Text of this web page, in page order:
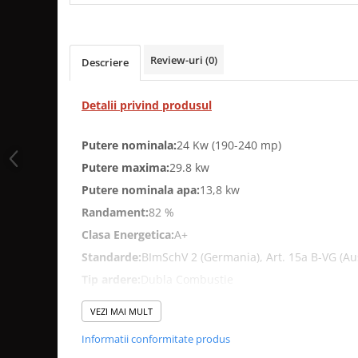
Burlane fi 120
Burlane fi 130
Burlane fi 160
Burlane fi 200
Burlane fi 220
Burlane fi 250
Reductii burlane
RECUPERATOARE DE CALDURA
ADEZIVI SI MORTARE
SUPORT FOCAR
CENTRALE TERMICE
Descriere Review-uri (0)
Detalii privind produsul
Putere nominala:24 Kw (190-240 mp)
Putere maxima:29.8 kw
Putere nominala apa:13,8 kw
Randament:82 %
Clasa Energetica:A+
Standarde:BImSchV 2 (Germania), Art. 15a B-VG
Tip ardere:
Dubla Combustie
Gama:Otel + Samota
Tip Deschidere:
Tip Sticla:Standard
VEZI MAI MULT
Informatii conformitate produs